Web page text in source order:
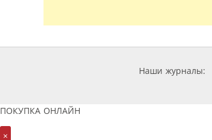
Наши журналы:
ПОКУПКА ОНЛАЙН
×